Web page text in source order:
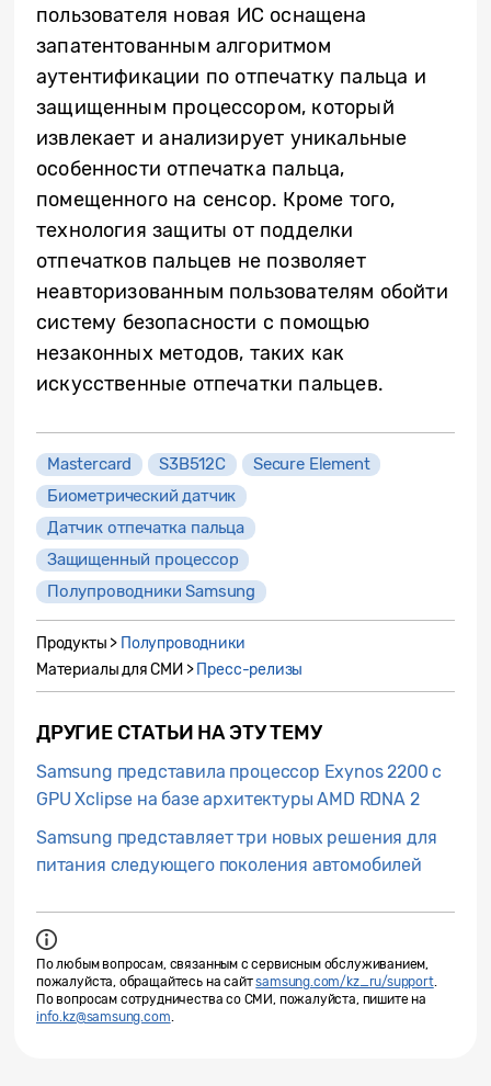
пользователя новая ИС оснащена
запатентованным алгоритмом
аутентификации по отпечатку пальца и
защищенным процессором, который
извлекает и анализирует уникальные
особенности отпечатка пальца,
помещенного на сенсор. Кроме того,
технология защиты от подделки
отпечатков пальцев не позволяет
неавторизованным пользователям обойти
систему безопасности с помощью
незаконных методов, таких как
искусственные отпечатки пальцев.
Mastercard S3B512C
Secure Element
Биометрический датчик
Датчик отпечатка пальца
Защищенный процессор
Полупроводники Samsung
Продукты > Полупроводники
Материалы для СМИ > Пресс-релизы
ДРУГИЕ СТАТЬИ НА ЭТУ ТЕМУ
Samsung представила процессор Exynos 2200 с
GPU Xclipse на базе архитектуры AMD RDNA 2
Samsung представляет три новых решения для
питания следующего поколения автомобилей
По любым вопросам, связанным с сервисным обслуживанием,
пожалуйста, обращайтесь на сайтsamsung.com/kz_ru/support.
По вопросам сотрудничества со СМИ, пожалуйста, пишите на
info.kz@samsung.com